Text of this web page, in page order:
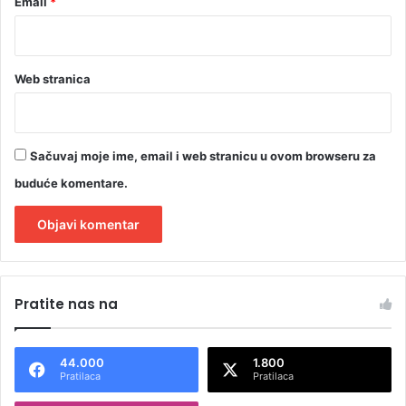
n
Web stranica
Sačuvaj moje ime, email i web stranicu u ovom browseru za
buduće komentare.
t
n
Pratite nas na
44.000
Pratilaca
1.800
Pratilaca